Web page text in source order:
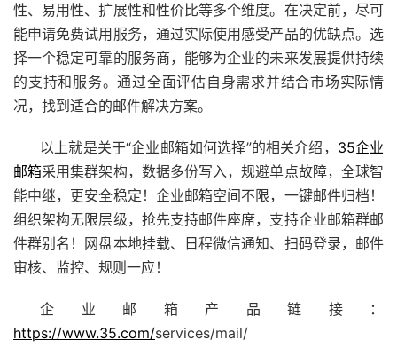
性、易用性、扩展性和性价比等多个维度。在决定前，尽可
能申请免费试用服务，通过实际使用感受产品的优缺点。选
择一个稳定可靠的服务商，能够为企业的未来发展提供持续
的支持和服务。通过全面评估自身需求并结合市场实际情
况，找到适合的邮件解决方案。
以上就是关于“企业邮箱如何选择”的相关介绍， 35企业
邮箱采用集群架构，数据多份写入，规避单点故障，全球智
能中继，更安全稳定！企业邮箱空间不限，一键邮件归档！
组织架构无限层级，抢先支持邮件座席，支持企业邮箱群邮
件群别名！网盘本地挂载、日程微信通知、扫码登录，邮件
审核、监控、规则一应！
企业邮箱产品链接：
https://www.35.com/services/mail/